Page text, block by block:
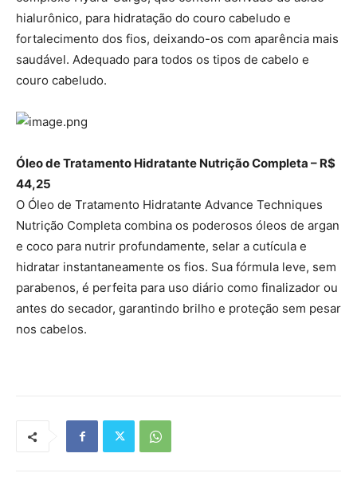
hialurônico, para hidratação do couro cabeludo e
fortalecimento dos fios, deixando-os com aparência mais
saudável. Adequado para todos os tipos de cabelo e
couro cabeludo.
Óleo de Tratamento Hidratante Nutrição Completa – R$
44,25
O Óleo de Tratamento Hidratante Advance Techniques
Nutrição Completa combina os poderosos óleos de argan
e coco para nutrir profundamente, selar a cutícula e
hidratar instantaneamente os fios. Sua fórmula leve, sem
parabenos, é perfeita para uso diário como finalizador ou
antes do secador, garantindo brilho e proteção sem pesar
nos cabelos.